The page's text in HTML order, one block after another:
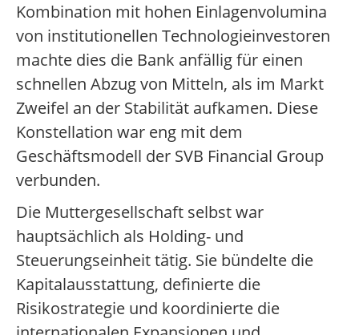
Kombination mit hohen Einlagenvolumina
von institutionellen Technologieinvestoren
machte dies die Bank anfällig für einen
schnellen Abzug von Mitteln, als im Markt
Zweifel an der Stabilität aufkamen. Diese
Konstellation war eng mit dem
Geschäftsmodell der SVB Financial Group
verbunden.
Die Muttergesellschaft selbst war
hauptsächlich als Holding- und
Steuerungseinheit tätig. Sie bündelte die
Kapitalausstattung, definierte die
Risikostrategie und koordinierte die